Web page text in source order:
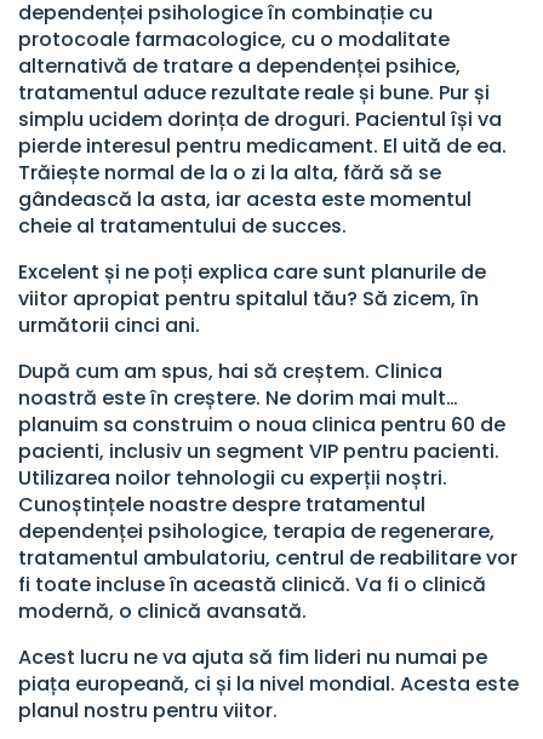
dependenței psihologice în combinație cu
protocoale farmacologice, cu o modalitate
alternativă de tratare a dependenței psihice,
tratamentul aduce rezultate reale și bune. Pur și
simplu ucidem dorința de droguri. Pacientul își va
pierde interesul pentru medicament. El uită de ea.
Trăiește normal de la o zi la alta, fără să se
gândească la asta, iar acesta este momentul
cheie al tratamentului de succes.
Excelent și ne poți explica care sunt planurile de
viitor apropiat pentru spitalul tău? Să zicem, în
următorii cinci ani.
După cum am spus, hai să creștem. Clinica
noastră este în creștere. Ne dorim mai mult…
planuim sa construim o noua clinica pentru 60 de
pacienti, inclusiv un segment VIP pentru pacienti.
Utilizarea noilor tehnologii cu experții noștri.
Cunoștințele noastre despre tratamentul
dependenței psihologice, terapia de regenerare,
tratamentul ambulatoriu, centrul de reabilitare vor
fi toate incluse în această clinică. Va fi o clinică
modernă, o clinică avansată.
Acest lucru ne va ajuta să fim lideri nu numai pe
piața europeană, ci și la nivel mondial. Acesta este
planul nostru pentru viitor.